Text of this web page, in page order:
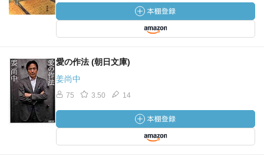
愛の作法 (朝日文庫)
姜尚中
75 3.50 14